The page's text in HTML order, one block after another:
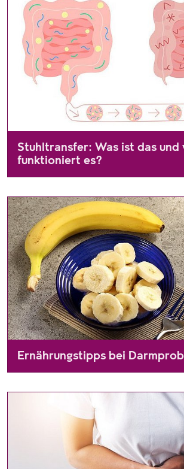
Stuhltransfer: Was ist das und
funktioniert es?
Stuhltransfer, auch bekannt als
Ernährungstipps bei
Der Darm ist neben der Haut unser